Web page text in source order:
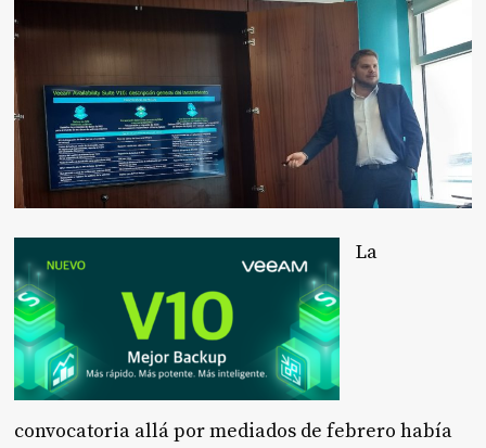
La
convocatoria allá por mediados de febrero había